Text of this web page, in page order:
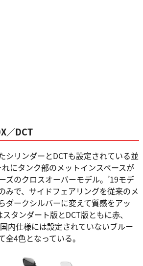
／DCT
シリンダーとDCTも設定されている並
にタンク部のメットインスペースが
ズのクロスオーバーモデル。’19モデ
みで、サイドフェアリングを従来のメ
ダークシルバーに変えて質感をアッ
タンダート版とDCT版ともに赤、
内仕様には設定されていないブルー
4色となっている。